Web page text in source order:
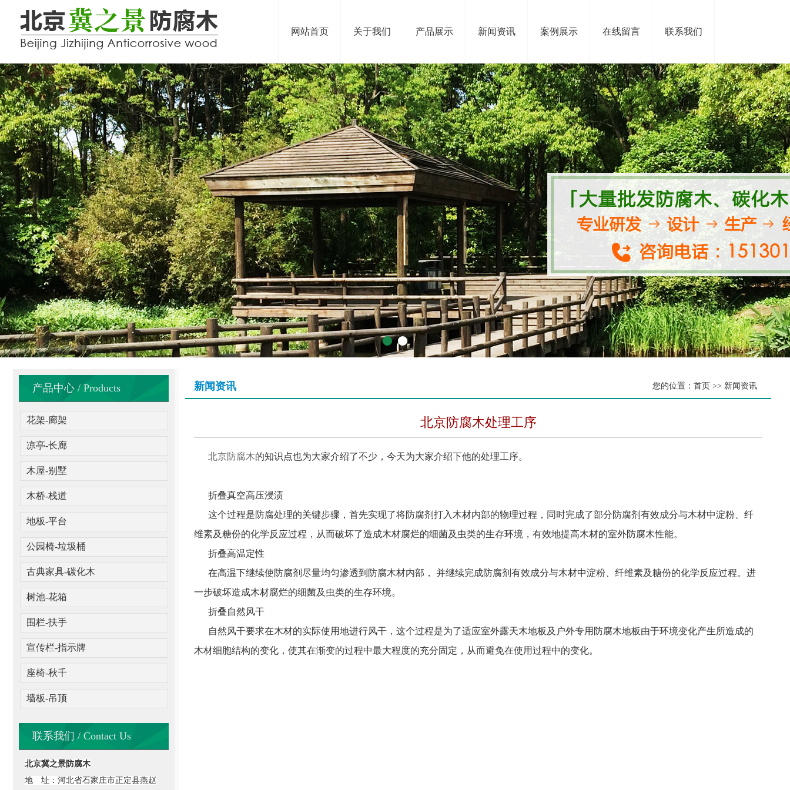
网站首页 关于我们 产品展示 新闻资讯 案例展示 在线留言 联系我们
1 2
产品中心 / Products
花架-廊架
凉亭-长廊
木屋-别墅
木桥-栈道
地板-平台
公园椅-垃圾桶
古典家具-碳化木
树池-花箱
围栏-扶手
宣传栏-指示牌
座椅-秋千
墙板-吊顶
联系我们 / Contact Us
北京冀之景防腐木
地 址：河北省石家庄市正定县燕赵
新闻资讯 您的位置：首页 >> 新闻资讯
北京防腐木处理工序
北京防腐木的知识点也为大家介绍了不少，今天为大家介绍下他的处理工序。
折叠真空高压浸渍
这个过程是防腐处理的关键步骤，首先实现了将防腐剂打入木材内部的物理过程，同时完成了部分防腐剂有效成分与木材中淀粉、纤
维素及糖份的化学反应过程，从而破坏了造成木材腐烂的细菌及虫类的生存环境，有效地提高木材的室外防腐木性能。
折叠高温定性
在高温下继续使防腐剂尽量均匀渗透到防腐木材内部， 并继续完成防腐剂有效成分与木材中淀粉、纤维素及糖份的化学反应过程。进
一步破坏造成木材腐烂的细菌及虫类的生存环境。
折叠自然风干
自然风干要求在木材的实际使用地进行风干，这个过程是为了适应室外露天木地板及户外专用防腐木地板由于环境变化产生所造成的
木材细胞结构的变化，使其在渐变的过程中最大程度的充分固定，从而避免在使用过程中的变化。